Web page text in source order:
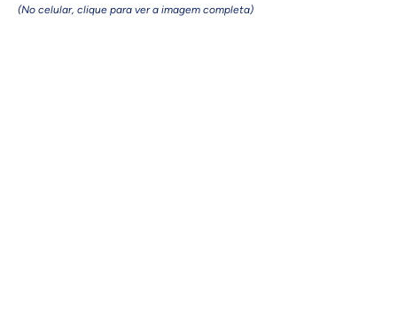
(No celular, clique para ver a imagem completa)